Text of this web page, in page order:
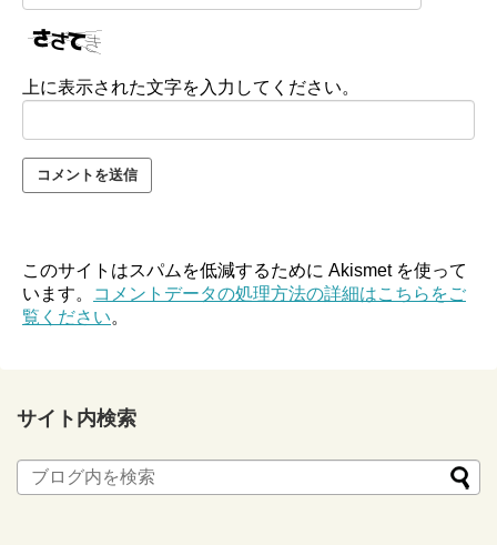
上に表示された文字を入力してください。
このサイトはスパムを低減するために Akismet を使って
います。
コメントデータの処理方法の詳細はこちらをご
覧ください。
サイト内検索